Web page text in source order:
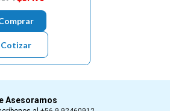
Cotizar
Asesoramos